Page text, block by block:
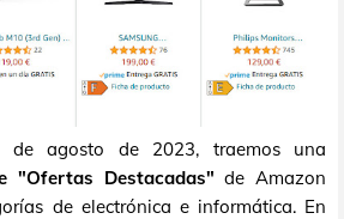
de agosto de 2023, traemos una
"Ofertas Destacadas" de Amazon
de electrónica e informática. En